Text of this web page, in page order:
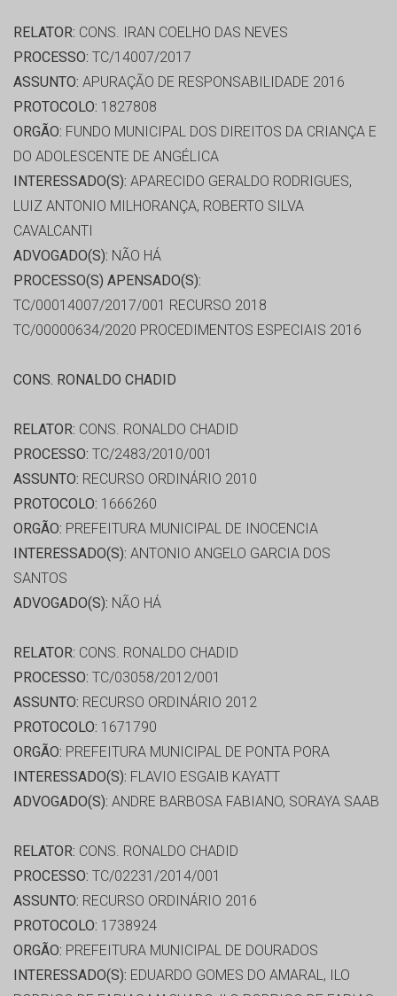
RELATOR: CONS. IRAN COELHO DAS NEVES
PROCESSO: TC/14007/2017
ASSUNTO: APURAÇÃO DE RESPONSABILIDADE 2016
PROTOCOLO: 1827808
ORGÃO: FUNDO MUNICIPAL DOS DIREITOS DA CRIANÇA E
DO ADOLESCENTE DE ANGÉLICA
INTERESSADO(S): APARECIDO GERALDO RODRIGUES,
LUIZ ANTONIO MILHORANÇA, ROBERTO SILVA
CAVALCANTI
ADVOGADO(S): NÃO HÁ
PROCESSO(S) APENSADO(S):
TC/00014007/2017/001 RECURSO 2018
TC/00000634/2020 PROCEDIMENTOS ESPECIAIS 2016
CONS. RONALDO CHADID
RELATOR: CONS. RONALDO CHADID
PROCESSO: TC/2483/2010/001
ASSUNTO: RECURSO ORDINÁRIO 2010
PROTOCOLO: 1666260
ORGÃO: PREFEITURA MUNICIPAL DE INOCENCIA
INTERESSADO(S): ANTONIO ANGELO GARCIA DOS
SANTOS
ADVOGADO(S): NÃO HÁ
RELATOR: CONS. RONALDO CHADID
PROCESSO: TC/03058/2012/001
ASSUNTO: RECURSO ORDINÁRIO 2012
PROTOCOLO: 1671790
ORGÃO: PREFEITURA MUNICIPAL DE PONTA PORA
INTERESSADO(S): FLAVIO ESGAIB KAYATT
ADVOGADO(S): ANDRE BARBOSA FABIANO, SORAYA SAAB
RELATOR: CONS. RONALDO CHADID
PROCESSO: TC/02231/2014/001
ASSUNTO: RECURSO ORDINÁRIO 2016
PROTOCOLO: 1738924
ORGÃO: PREFEITURA MUNICIPAL DE DOURADOS
INTERESSADO(S): EDUARDO GOMES DO AMARAL, ILO